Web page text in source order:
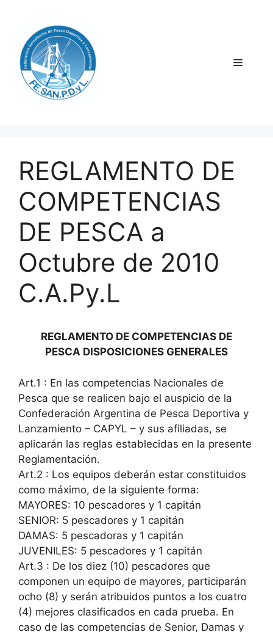
contenido
Menú
REGLAMENTO DE
COMPETENCIAS
DE PESCA a
Octubre de 2010
C.A.Py.L
REGLAMENTO DE COMPETENCIAS DE
PESCA DISPOSICIONES GENERALES
Art.1 : En las competencias Nacionales de
Pesca que se realicen bajo el auspicio de la
Confederación Argentina de Pesca Deportiva y
Lanzamiento – CAPYL – y sus afiliadas, se
aplicarán las reglas establecidas en la presente
Reglamentación.
Art.2 : Los equipos deberán estar constituidos
como máximo, de la siguiente forma:
MAYORES: 10 pescadores y 1 capitán
SENIOR: 5 pescadores y 1 capitán
DAMAS: 5 pescadoras y 1 capitán
JUVENILES: 5 pescadores y 1 capitán
Art.3 : De los diez (10) pescadores que
componen un equipo de mayores, participarán
ocho (8) y serán atribuidos puntos a los cuatro
(4) mejores clasificados en cada prueba. En
caso de las competencias de Senior, Damas y